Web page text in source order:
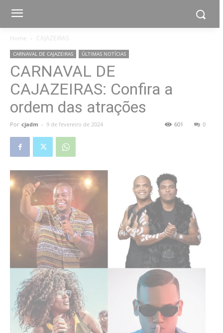
Home CAJAZEIRAS
CARNAVAL DE CAJAZEIRAS ÚLTIMAS NOTÍCIAS
CARNAVAL DE
CAJAZEIRAS: Confira a
ordem das atrações
Por cjadm - 9 de fevereiro de 2024 0
601